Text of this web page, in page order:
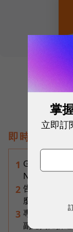
即時熱門文章
1 Gemini完整
Notebooks
2 告別「極速
麼才是 5G 時
3 專訪｜進貨
副總揭比拚
掌
立即訂